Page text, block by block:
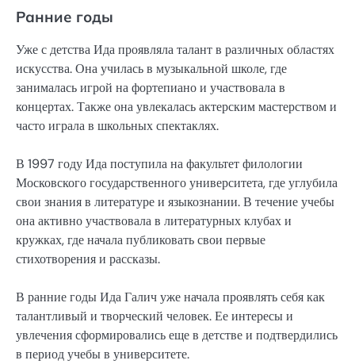
Ранние годы
Уже с детства Ида проявляла талант в различных областях
искусства. Она училась в музыкальной школе, где
занималась игрой на фортепиано и участвовала в
концертах. Также она увлекалась актерским мастерством и
часто играла в школьных спектаклях.
В 1997 году Ида поступила на факультет филологии
Московского государственного университета, где углубила
свои знания в литературе и языкознании. В течение учебы
она активно участвовала в литературных клубах и
кружках, где начала публиковать свои первые
стихотворения и рассказы.
В ранние годы Ида Галич уже начала проявлять себя как
талантливый и творческий человек. Ее интересы и
увлечения сформировались еще в детстве и подтвердились
в период учебы в университете.